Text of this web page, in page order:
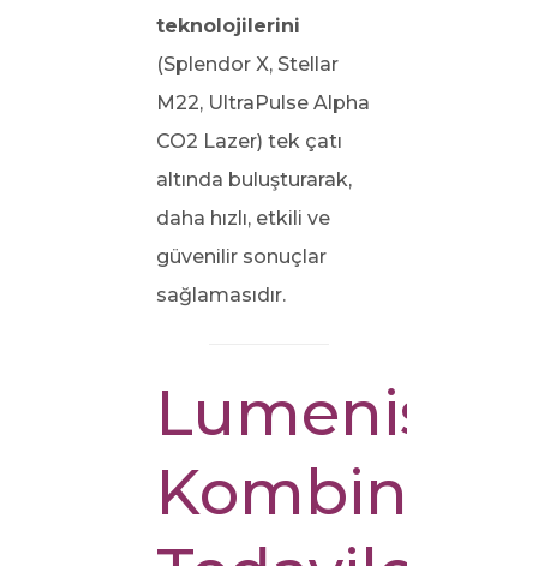
teknolojilerini
(Splendor X, Stellar
M22, UltraPulse Alpha
CO2 Lazer) tek çatı
altında buluşturarak,
daha hızlı, etkili ve
güvenilir sonuçlar
sağlamasıdır.
Lumenis
Kombine